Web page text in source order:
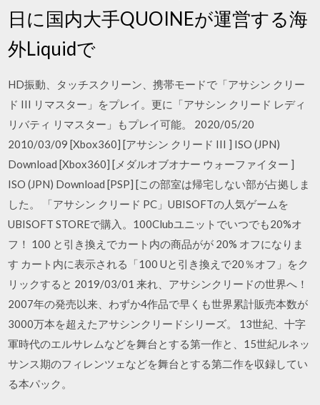
日に国内大手QUOINEが運営する海
外Liquidで
HD振動、タッチスクリーン、携帯モードで「アサシン クリー
ド III リマスター」をプレイ。更に「アサシン クリード レディ
リバティ リマスター」もプレイ可能。 2020/05/20
2010/03/09 [Xbox360] [アサシン クリード III ] ISO (JPN)
Download [Xbox360] [メダルオブオナー ウォーファイター ]
ISO (JPN) Download [PSP] [この部室は帰宅しない部が占拠しま
した。 「アサシン クリード PC」UBISOFTの人気ゲームを
UBISOFT STOREで購入。100Clubユニットでいつでも20%オ
フ！ 100 と引き換えでカート内の商品がが 20% オフになりま
す カート内に表示される「100 Uと引き換えで20％オフ」をク
リックすると 2019/03/01 来れ、アサシンクリードの世界へ！
2007年の発売以来、わずか4作品で早くも世界累計販売本数が
3000万本を超えたアサシンクリードシリーズ。 13世紀、十字
軍時代のエルサレムなどを舞台とする第一作と、15世紀ルネッ
サンス期のフィレンツェなどを舞台とする第二作を収録してい
る本パック。